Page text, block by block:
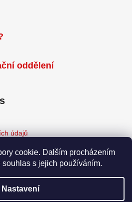
cookie. Dalším procházením
s jejich používáním.
Nastavení
oddělení
údajů